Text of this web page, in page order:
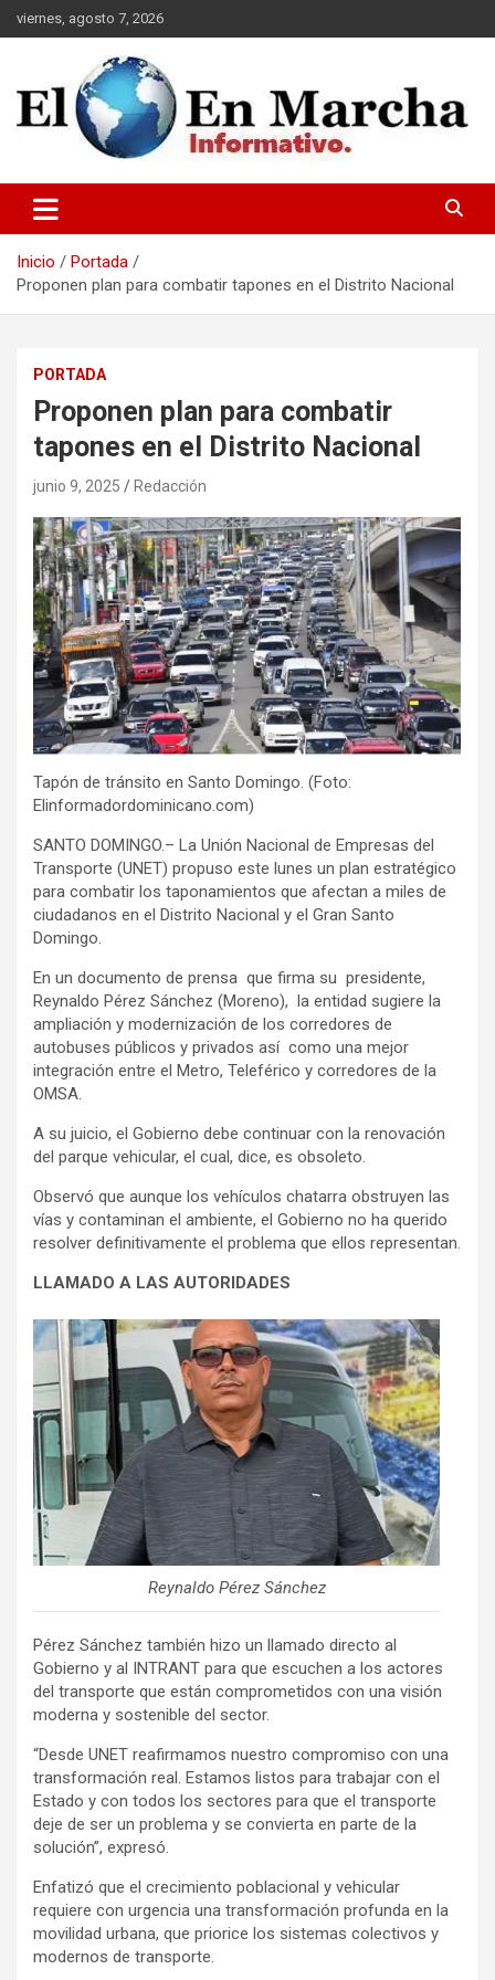
Saltar
al
viernes, agosto 7, 2026
elmundoenmarcha.net
Inicio
Portada
Proponen plan para combatir tapones en el Distrito Nacional
PORTADA
Proponen plan para combatir
tapones en el Distrito Nacional
junio 9, 2025 Redacción
Tapón de tránsito en Santo Domingo. (Foto:
Elinformadordominicano.com)
SANTO DOMINGO.– La Unión Nacional de Empresas del
Transporte (UNET) propuso este lunes un plan estratégico
para combatir los taponamientos que afectan a miles de
ciudadanos en el Distrito Nacional y el Gran Santo
Domingo.
En un documento de prensa que firma su presidente,
Reynaldo Pérez Sánchez (Moreno), la entidad sugiere la
ampliación y modernización de los corredores de
autobuses públicos y privados así como una mejor
integración entre el Metro, Teleférico y corredores de la
OMSA.
A su juicio, el Gobierno debe continuar con la renovación
del parque vehicular, el cual, dice, es obsoleto.
Observó que aunque los vehículos chatarra obstruyen las
vías y contaminan el ambiente, el Gobierno no ha querido
resolver definitivamente el problema que ellos representan.
LLAMADO A LAS AUTORIDADES
Reynaldo Pérez Sánchez
Pérez Sánchez también hizo un llamado directo al
Gobierno y al INTRANT para que escuchen a los actores
del transporte que están comprometidos con una visión
moderna y sostenible del sector.
“Desde UNET reafirmamos nuestro compromiso con una
transformación real. Estamos listos para trabajar con el
Estado y con todos los sectores para que el transporte
deje de ser un problema y se convierta en parte de la
solución”, expresó.
Enfatizó que el crecimiento poblacional y vehicular
requiere con urgencia una transformación profunda en la
movilidad urbana, que priorice los sistemas colectivos y
modernos de transporte.